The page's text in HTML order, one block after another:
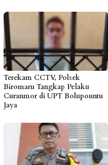
Terekam CCTV, Polsek
Biromaru Tangkap Pelaku
Curanmor di UPT Bolupountu
Jaya